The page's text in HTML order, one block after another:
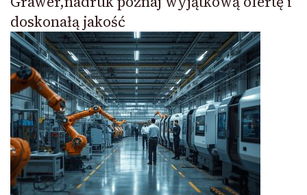
doskonałą jakość